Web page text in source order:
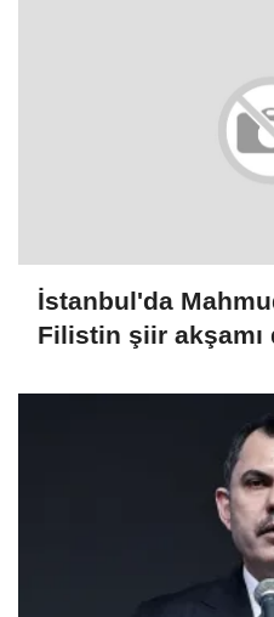
İstanbul'da
Filistin şiir akşamı